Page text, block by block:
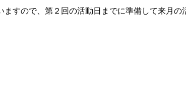
すので、第２回の活動日までに準備して来月の